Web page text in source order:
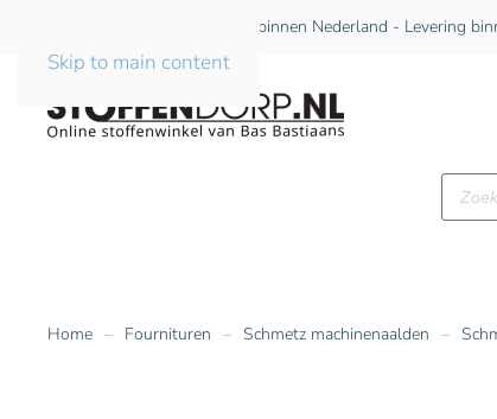
Skip to main content
Gratis verzending vanaf €75 binnen Nederland - Levering
Home Fournituren Schmetz machinenaalden